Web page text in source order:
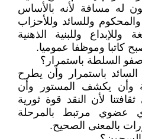
له مسافة لأنه بالأساس
وللسائد وللأحزاب
وللبنية الذهنية
كاتبا وموظفا عموميا.
السلطة باستمرار؟
باستمرار وأن يطرح
وأن يكشف المستور وأن
لأن النقد قوة ثورية
عضوي مرتبط بالمرحلة
بالمعنى الصحيح.